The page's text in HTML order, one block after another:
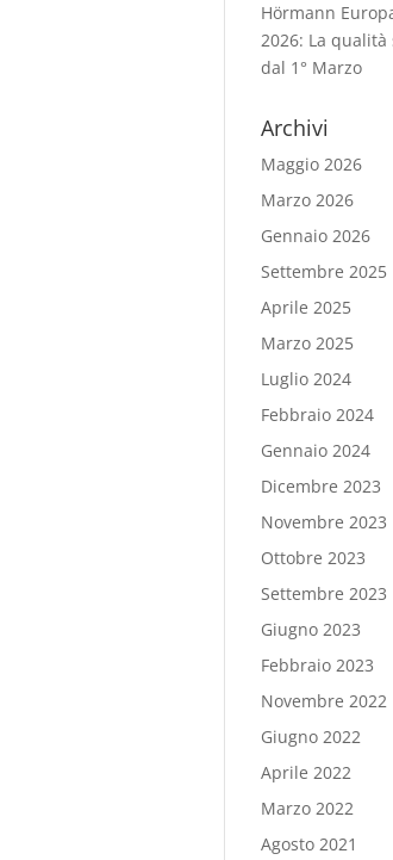
Hörmann
2026: La
dal 1° Marzo
Archivi
Maggio 2026
Marzo 2026
Gennaio 2026
Settembre 2025
Aprile 2025
Marzo 2025
Luglio 2024
Febbraio 2024
Gennaio 2024
Dicembre 2023
Novembre 2023
Ottobre 2023
Settembre 2023
Giugno 2023
Febbraio 2023
Novembre 2022
Giugno 2022
Aprile 2022
Marzo 2022
Agosto 2021